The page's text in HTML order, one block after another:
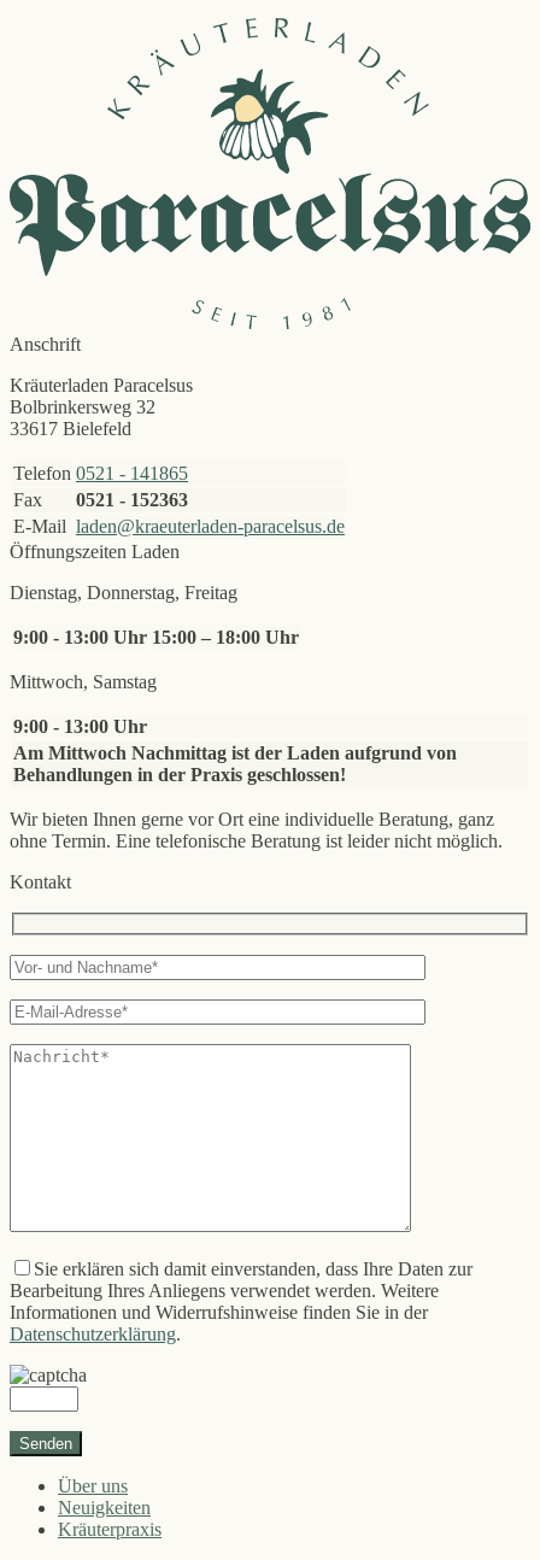
Anschrift
Kräuterladen Paracelsus
Bolbrinkersweg 32
33617 Bielefeld
Telefon 0521 - 141865
Fax
0521 - 152363
E-Mail laden@kraeuterladen-paracelsus.de
Öffnungszeiten Laden
Dienstag, Donnerstag, Freitag
9:00 - 13:00 Uhr 15:00 – 18:00 Uhr
Mittwoch, Samstag
9:00 - 13:00 Uhr
Am Mittwoch Nachmittag ist der Laden aufgrund von
Behandlungen in der Praxis geschlossen!
Wir bieten Ihnen gerne vor Ort eine individuelle Beratung, ganz
ohne Termin. Eine telefonische Beratung ist leider nicht möglich.
Kontakt
Sie erklären sich damit einverstanden, dass Ihre Daten zur
Bearbeitung Ihres Anliegens verwendet werden. Weitere
Informationen und Widerrufshinweise finden Sie in der
Datenschutzerklärung.
Über uns
Neuigkeiten
Kräuterpraxis